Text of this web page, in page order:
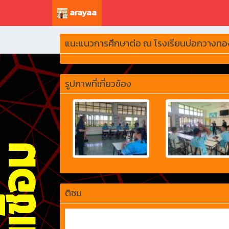
arayaa
แนะแนวการศึกษาต่อ ณ โรงเรียนบ่อกวางท
รูปภาพที่เกี่ยวข้อง
ติชม